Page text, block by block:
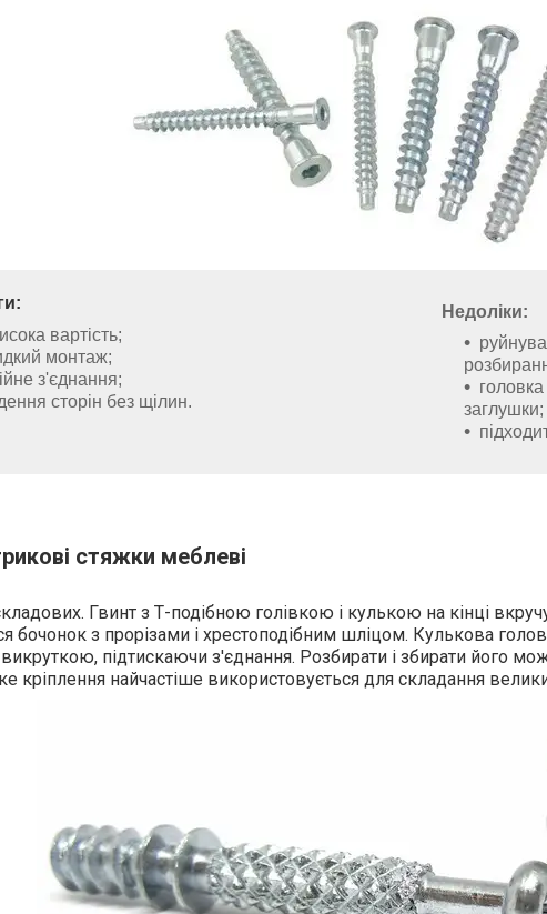
вартість;
монтаж;
з'єднання;
сторін без щілин.
Недоліки:
заглушки;
стяжки меблеві
Гвинт з Т-подібною голівкою і кулькою на кінці
бочонок з прорізами і хрестоподібним шліцом. Кулькова
викруткою, підтискаючи з'єднання. Розбирати і збирати його
кріплення найчастіше використовується для складання